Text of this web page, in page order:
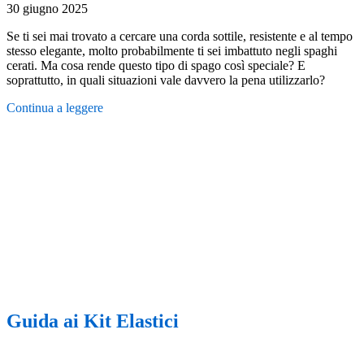
30 giugno 2025
Se ti sei mai trovato a cercare una corda sottile, resistente e al tempo
stesso elegante, molto probabilmente ti sei imbattuto negli spaghi
cerati. Ma cosa rende questo tipo di spago così speciale? E
soprattutto, in quali situazioni vale davvero la pena utilizzarlo?
Continua a leggere
Guida ai Kit Elastici